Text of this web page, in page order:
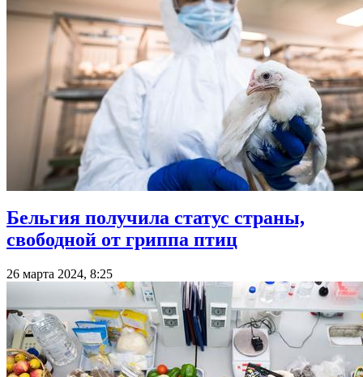
Бельгия получила статус страны,
свободной от гриппа птиц
26 марта 2024, 8:25